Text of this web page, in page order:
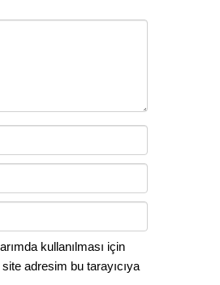
kullanılması için
adresim bu tarayıcıya